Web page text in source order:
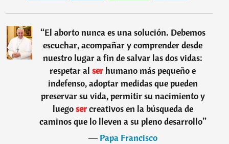
“El aborto nunca es una solución. Debemos
escuchar, acompañar y comprender desde
nuestro lugar a fin de salvar las dos vidas:
respetar al ser humano más pequeño e
indefenso, adoptar medidas que pueden
preservar su vida, permitir su nacimiento y
luegosercreativos en la búsqueda de
caminos que lo lleven a su pleno desarrollo”
―Papa Francisco